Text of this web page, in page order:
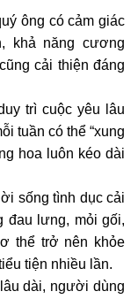
ông có cảm giác
khả năng cương
cải thiện đáng
trì cuộc yêu lâu
tuần có thể “xung
hoa luôn kéo dài
sống tình dục cải
đau lưng, mỏi gối,
thể trở nên khỏe
tiện nhiều lần.
dài, người dùng